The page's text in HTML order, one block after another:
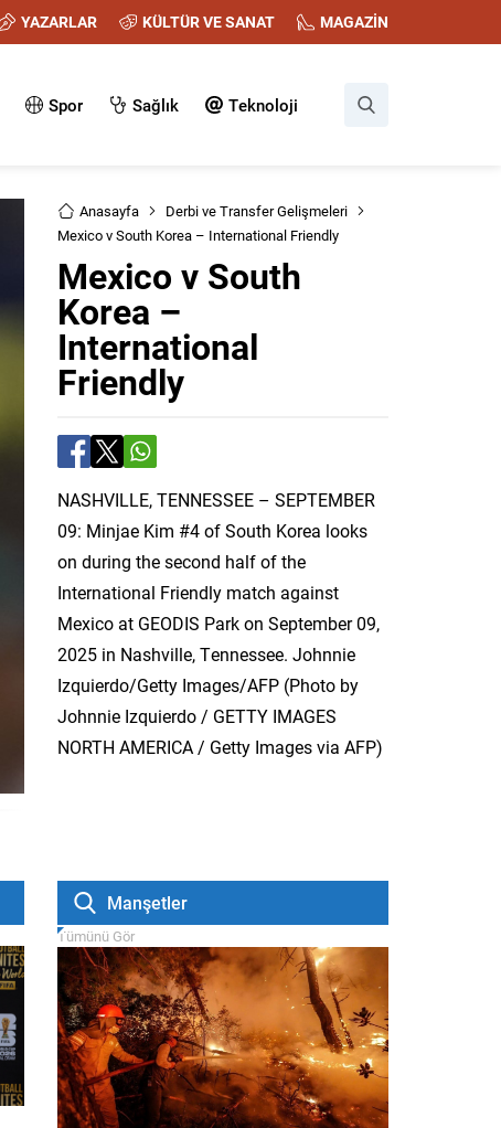
YAZARLAR KÜLTÜR VE SANAT MAGAZİN
Spor Sağlık Teknoloji
Anasayfa
Derbi ve Transfer Gelişmeleri
Mexico v South Korea – International Friendly
Mexico v South
Korea –
International
Friendly
NASHVILLE, TENNESSEE – SEPTEMBER
09: Minjae Kim #4 of South Korea looks
on during the second half of the
International Friendly match against
Mexico at GEODIS Park on September 09,
2025 in Nashville, Tennessee. Johnnie
Izquierdo/Getty Images/AFP (Photo by
Johnnie Izquierdo / GETTY IMAGES
NORTH AMERICA / Getty Images via AFP)
Manşetler
Tümünü Gör